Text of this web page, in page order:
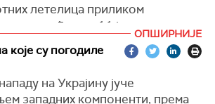
летелица приликом
повећан на 11 јединица,
ОПШИРНИЈЕ
које су погодиле
на Украјину јуче
западних компоненти, према